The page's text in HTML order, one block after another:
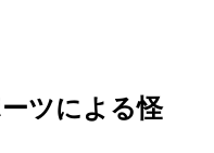
ツによる怪